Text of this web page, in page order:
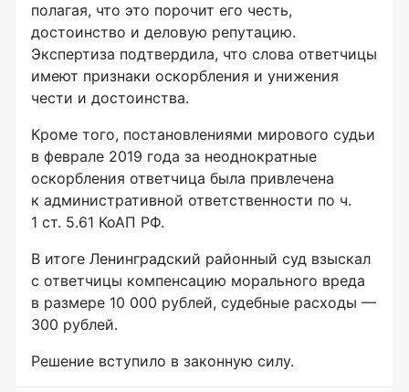
полагая, что это порочит его честь,
достоинство и деловую репутацию.
Экспертиза подтвердила, что слова ответчицы
имеют признаки оскорбления и унижения
чести и достоинства.
Кроме того, постановлениями мирового судьи
в феврале 2019 года за неоднократные
оскорбления ответчица была привлечена
к административной ответственности по ч.
1 ст. 5.61 КоАП РФ.
В итоге Ленинградский районный суд взыскал
с ответчицы компенсацию морального вреда
в размере 10 000 рублей, судебные расходы —
300 рублей.
Решение вступило в законную силу.